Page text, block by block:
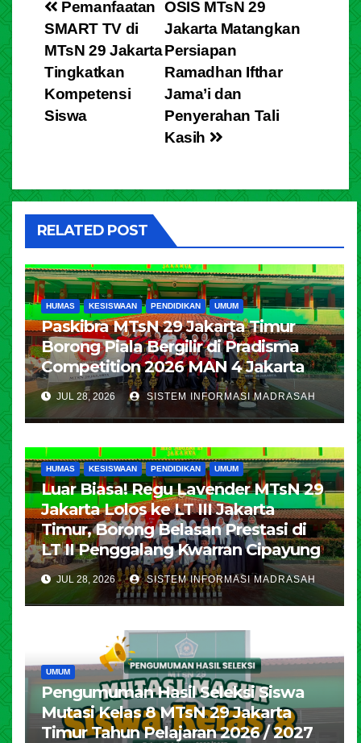
OSIS MTsN 29
Jakarta Matangkan
Persiapan
Ramadhan Ifthar
Jama’i dan
Penyerahan Tali
Kasih
Pemanfaatan
SMART TV di
MTsN 29 Jakarta
Tingkatkan
Kompetensi
Siswa
RELATED POST
HUMAS KESISWAAN PENDIDIKAN UMUM
Paskibra MTsN 29 Jakarta Timur
Borong Piala Bergilir di Pradisma
Competition 2026 MAN 4 Jakarta
JUL 28, 2026 SISTEM INFORMASI MADRASAH
HUMAS KESISWAAN PENDIDIKAN UMUM
Luar Biasa! Regu Lavender MTsN 29
Jakarta Lolos ke LT III Jakarta
Timur, Borong Belasan Prestasi di
LT II Penggalang Kwarran Cipayung
JUL 28, 2026 SISTEM INFORMASI MADRASAH
UMUM
Pengumuman Hasil Seleksi Siswa
Mutasi Kelas 8 MTsN 29 Jakarta
Timur Tahun Pelajaran 2026 / 2027